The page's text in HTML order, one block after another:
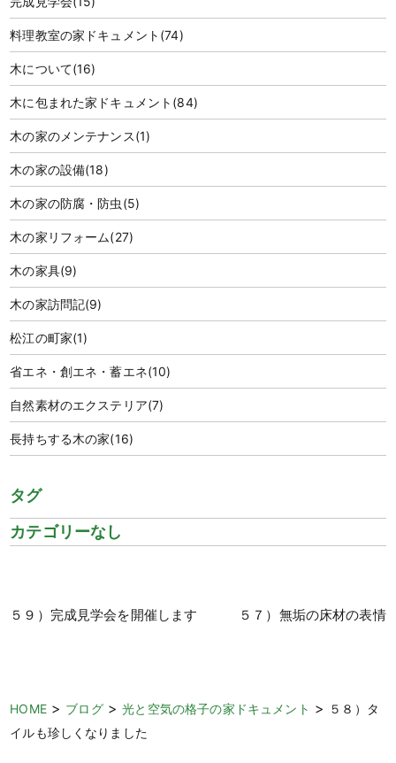
料理教室の家ドキュメント (74)
木について(16)
木に包まれた家ドキュメント (84)
木の家のメンテナンス(1)
木の家の設備(18)
木の家の防腐・防虫 (5)
木の家リフォーム(27)
木の家具(9)
木の家訪問記(9)
松江の町家(1)
省エネ・創エネ・蓄エネ(10)
自然素材のエクステリア(7)
長持ちする木の家(16)
タグ
カテゴリーなし
５９）完成見学会を開催します ５７）無垢の床材の表情
HOME> ブログ>光と空気の格子の家ドキュメント > ５８）タ
イルも珍しくなりました